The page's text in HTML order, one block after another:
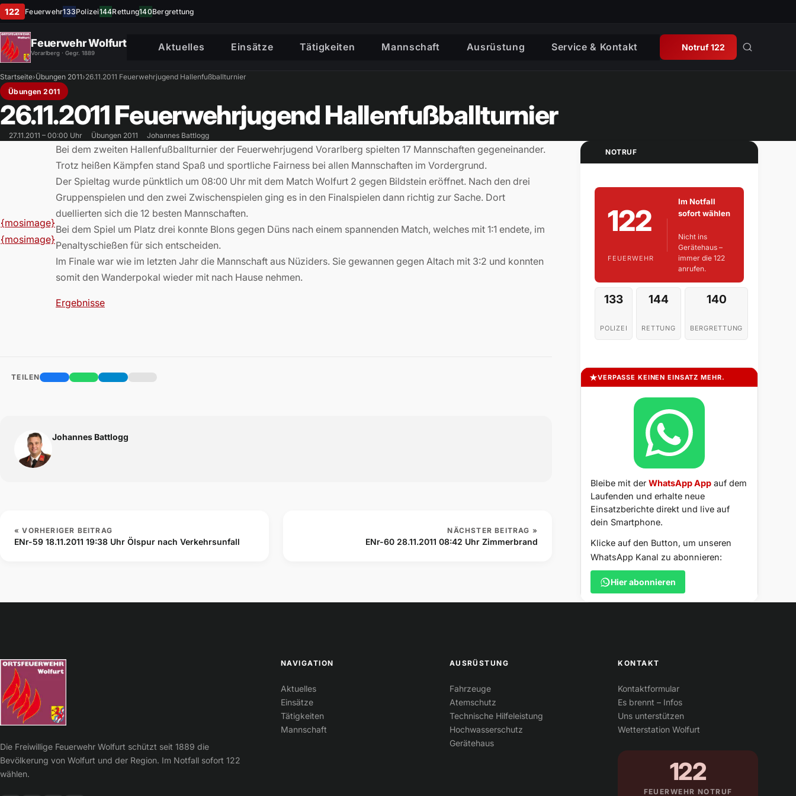
122 Feuerwehr133Polizei144Rettung140Bergrettung
Feuerwehr Wolfurt
Vorarlberg · Gegr. 1889
Aktuelles Einsätze Tätigkeiten Mannschaft Ausrüstung Service & Kontakt Notruf 122
Startseite›Übungen 2011›26.11.2011 Feuerwehrjugend Hallenfußballturnier
Übungen 2011
26.11.2011 Feuerwehrjugend Hallenfußballturnier
27.11.2011 – 00:00 Uhr Übungen 2011 Johannes Battlogg
{mosimage}
{mosimage}
Bei dem zweiten Hallenfußballturnier der Feuerwehrjugend Vorarlberg spielten 17 Mannschaften gegeneinander.
Trotz heißen Kämpfen stand Spaß und sportliche Fairness bei allen Mannschaften im Vordergrund.
Der Spieltag wurde pünktlich um 08:00 Uhr mit dem Match Wolfurt 2 gegen Bildstein eröffnet. Nach den drei
Gruppenspielen und den zwei Zwischenspielen ging es in den Finalspielen dann richtig zur Sache. Dort
duellierten sich die 12 besten Mannschaften.
Bei dem Spiel um Platz drei konnte Blons gegen Düns nach einem spannenden Match, welches mit 1:1 endete, im
Penaltyschießen für sich entscheiden.
Im Finale war wie im letzten Jahr die Mannschaft aus Nüziders. Sie gewannen gegen Altach mit 3:2 und konnten
somit den Wanderpokal wieder mit nach Hause nehmen.
Ergebnisse
TEILEN
Johannes Battlogg
« VORHERIGER BEITRAG
ENr-59 18.11.2011 19:38 Uhr Ölspur nach Verkehrsunfall
NÄCHSTER BEITRAG »
ENr-60 28.11.2011 08:42 Uhr Zimmerbrand
NOTRUF
122
FEUERWEHR
Im Notfall
sofort wählen
Nicht ins
Gerätehaus –
immer die 122
anrufen.
133
POLIZEI
144
RETTUNG
140
BERGRETTUNG
VERPASSE KEINEN EINSATZ MEHR.
Bleibe mit derWhatsApp App auf dem
Laufenden und erhalte neue
Einsatzberichte direkt und live auf
dein Smartphone.
Klicke auf den Button, um unseren
WhatsApp Kanal zu abonnieren:
Hier abonnieren
Die Freiwillige Feuerwehr Wolfurt schützt seit 1889 die
Bevölkerung von Wolfurt und der Region. Im Notfall sofort 122
wählen.
NAVIGATION
Aktuelles
Einsätze
Tätigkeiten
Mannschaft
AUSRÜSTUNG
Fahrzeuge
Atemschutz
Technische Hilfeleistung
Hochwasserschutz
Gerätehaus
KONTAKT
Kontaktformular
Es brennt – Infos
Uns unterstützen
Wetterstation Wolfurt
122
FEUERWEHR NOTRUF